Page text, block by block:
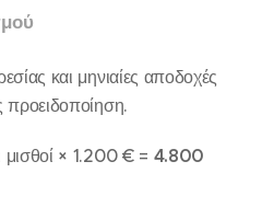
και μηνιαίες αποδοχές
μισθοί × 1.200 € = 4.800